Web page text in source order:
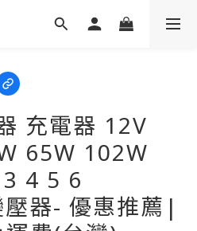
充電器 12V
65W 102W
4 5 6
器- 優惠推薦|